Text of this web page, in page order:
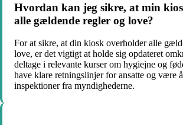
Hvordan kan jeg sikre, at min
alle gældende regler og love?
For at sikre, at din kiosk overholder alle
love, er det vigtigt at holde sig opdateret
deltage i relevante kurser om hygiejne og
have klare retningslinjer for ansatte og være
inspektioner fra myndighederne.